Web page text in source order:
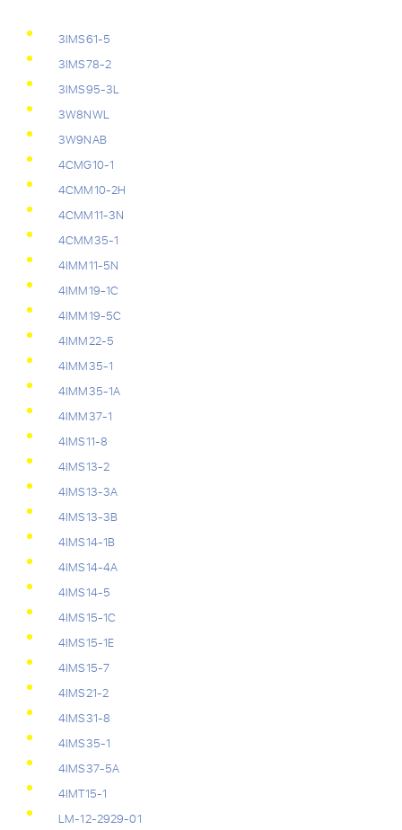
3IMS61-5
3IMS78-2
3IMS95-3L
3W8NWL
3W9NAB
4CMG10-1
4CMM10-2H
4CMM11-3N
4CMM35-1
4IMM11-5N
4IMM19-1C
4IMM19-5C
4IMM22-5
4IMM35-1
4IMM35-1A
4IMM37-1
4IMS11-8
4IMS13-2
4IMS13-3A
4IMS13-3B
4IMS14-1B
4IMS14-4A
4IMS14-5
4IMS15-1C
4IMS15-1E
4IMS15-7
4IMS21-2
4IMS31-8
4IMS35-1
4IMS37-5A
4IMT15-1
LM-12-2929-01